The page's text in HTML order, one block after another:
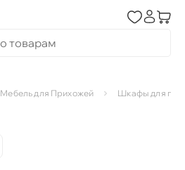
Мебель для Прихожей Шкафы для